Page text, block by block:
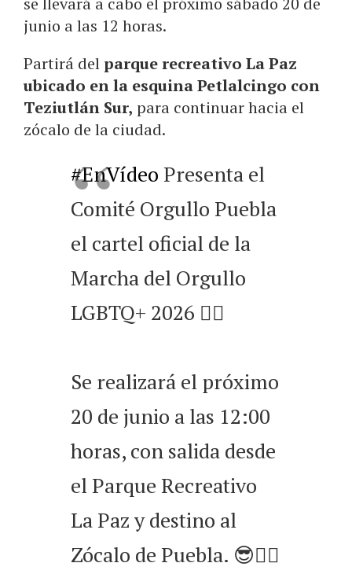
junio a las 12 horas.
Partirá delparque recreativo La Paz
ubicado en la esquina Petlalcingo con
Teziutlán Sur, para continuar hacia el
zócalo de la ciudad.
#EnVídeo Presenta el
Comité Orgullo Puebla
el cartel oficial de la
Marcha del Orgullo
LGBTQ+ 2026 🏳️‍🌈
Se realizará el próximo
20 de junio a las 12:00
horas, con salida desde
el Parque Recreativo
La Paz y destino al
Zócalo de Puebla. 😎👌🏼